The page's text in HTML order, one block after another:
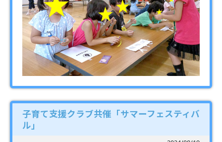
子育て支援クラブ共催「サマーフェスティバ
ル」